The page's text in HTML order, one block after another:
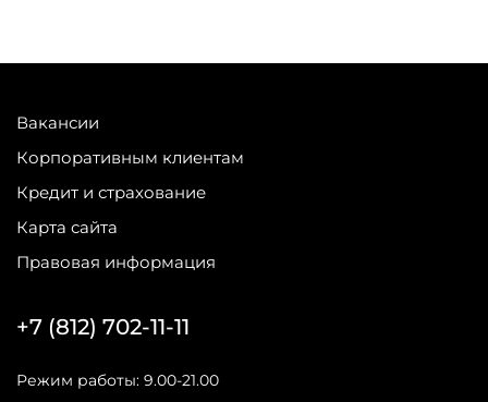
Вакансии
Корпоративным клиентам
Кредит и страхование
Карта сайта
Правовая информация
+7 (812) 702-11-11
Режим работы: 9.00-21.00